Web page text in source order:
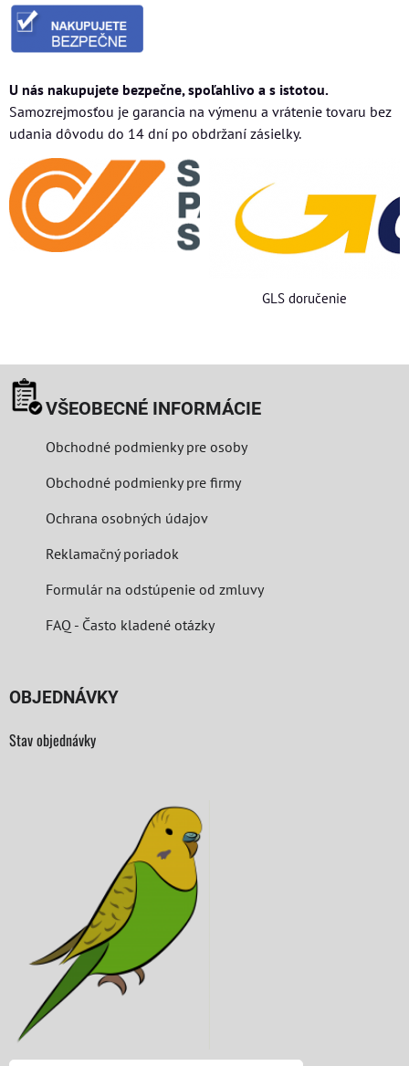
U nás nakupujete bezpečne, spoľahlivo a s istotou.
Samozrejmosťou je garancia na výmenu a vrátenie tovaru bez
udania dôvodu do 14 dní po obdržaní zásielky.
GLS doručenie
VŠEOBECNÉ INFORMÁCIE
Obchodné podmienky pre osoby
Obchodné podmienky pre firmy
Ochrana osobných údajov
Reklamačný poriadok
Formulár na odstúpenie od zmluvy
FAQ - Často kladené otázky
OBJEDNÁVKY
Stav objednávky